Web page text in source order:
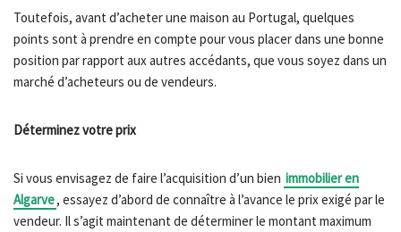
Toutefois, avant d’acheter une maison au Portugal, quelques
points sont à prendre en compte pour vous placer dans une bonne
position par rapport aux autres accédants, que vous soyez dans un
marché d’acheteurs ou de vendeurs.
Déterminez votre prix
Si vous envisagez de faire l’acquisition d’un bien immobilier en
Algarve, essayez d’abord de connaître à l’avance le prix exigé par le
vendeur. Il s’agit maintenant de déterminer le montant maximum